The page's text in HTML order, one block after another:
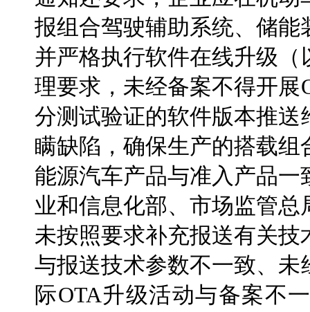
报组合驾驶辅助系统、储
并严格执行软件在线升级
理要求，未经备案不得开
分测试验证的软件版本推
瞒缺陷，确保生产的搭载
能源汽车产品与准入产品
业和信息化部、市场监管
未按照要求补充报送有关
与报送技术参数不一致、
际OTA升级活动与备案不